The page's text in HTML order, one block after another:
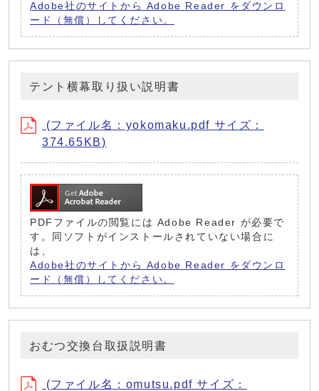
Adobe社のサイトから Adobe Reader をダウンロ
ード（無償）してください。
テント横幕取り扱い説明書
(ファイル名：yokomaku.pdf サイズ：
374.65KB)
PDFファイルの閲覧には Adobe Reader が必要で
す。同ソフトがインストールされていない場合に
は、
Adobe社のサイトから Adobe Reader をダウンロ
ード（無償）してください。
おむつ交換台取扱説明書
(ファイル名：omutsu.pdf サイズ：